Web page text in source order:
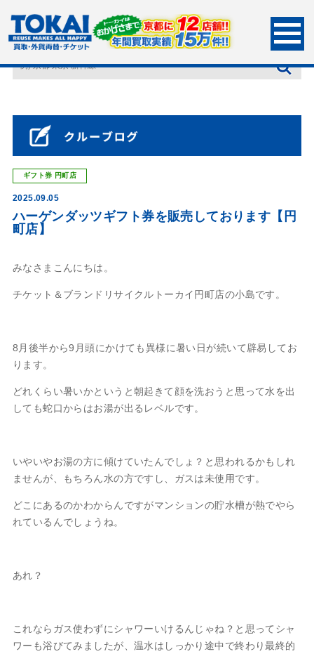
HOME
店長ブログ
ハーゲンダッツギフト券を販売しております【円町店】
ギフト券 円町店
2025.09.05
ハーゲンダッツギフト券を販売しております【円
町店】
みなさまこんにちは。
チケット＆ブランドリサイクルトーカイ円町店の小島です。
8月後半から9月頭にかけても異様に暑い日が続いて辟易してお
ります。
どれくらい暑いかというと朝起きて顔を洗おうと思って水を出
しても蛇口からはお湯が出るレベルです。
いやいやお湯の方に傾けていたんでしょ？と思われるかもしれ
ませんが、もちろん水の方ですし、ガスは未使用です。
どこにあるのかわからんですがマンションの貯水槽が熱でやら
れているんでしょうね。
あれ？
これならガス使わずにシャワーいけるんじゃね？と思ってシャ
ワーも浴びてみましたが、温水はしっかり途中で終わり最終的